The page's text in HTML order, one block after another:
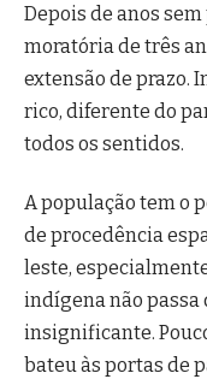
Depois de anos
moratória de três
extensão de prazo.
rico, diferente do
todos os sentidos.
A população tem o
de procedência
leste,
indígena não passa
insignificante.
bateu às portas de